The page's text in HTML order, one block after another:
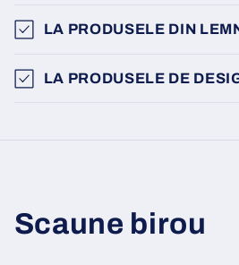
LA PRODUSELE DIN
LA PRODUSELE DE
Scaune birou